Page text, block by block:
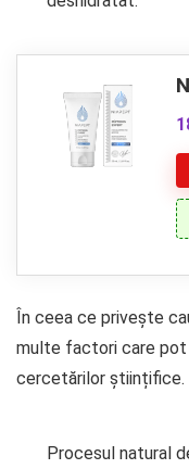
În ceea ce privește
multe factori care
cercetărilor științifice.
Procesul natural